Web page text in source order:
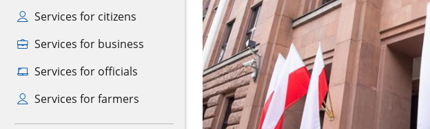
Services for citizens
Services for business
Services for officials
Services for farmers